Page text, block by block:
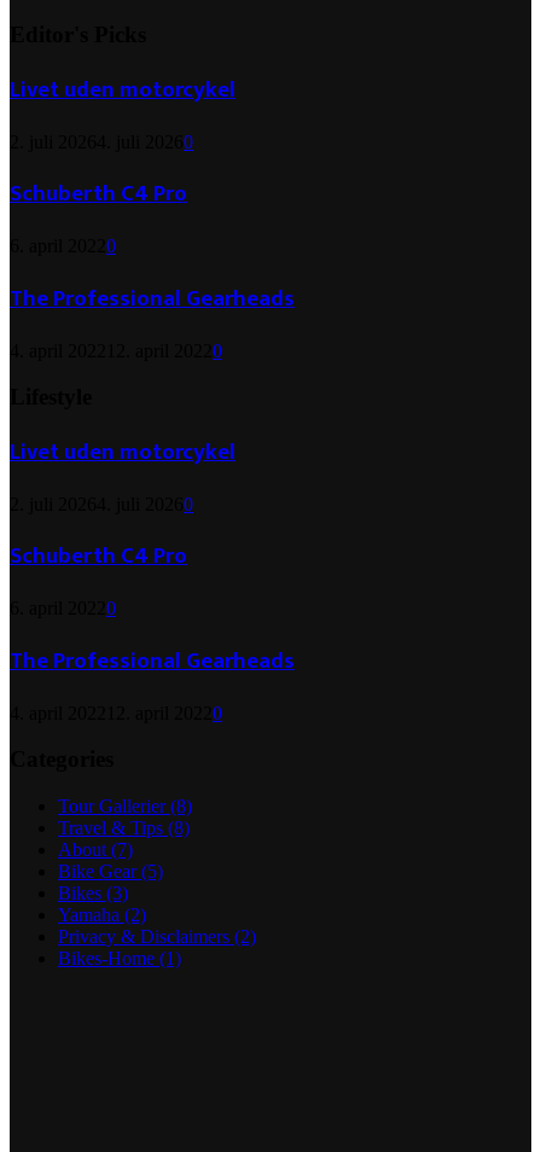
Livet uden motorcykel
0
Schuberth C4 Pro
0
The Professional Gearheads
0
Livet uden motorcykel
0
Schuberth C4 Pro
0
The Professional Gearheads
0
Tour Gallerier(8)
Travel & Tips (8)
About (7)
Bike Gear(5)
Bikes (3)
Yamaha (2)
Privacy & Disclaimers (2)
Bikes-Home (1)